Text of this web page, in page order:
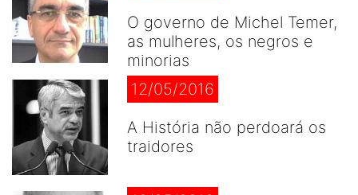
O governo de Michel Temer,
as mulheres, os negros e
minorias
12/05/2016
A História não perdoará os
traidores